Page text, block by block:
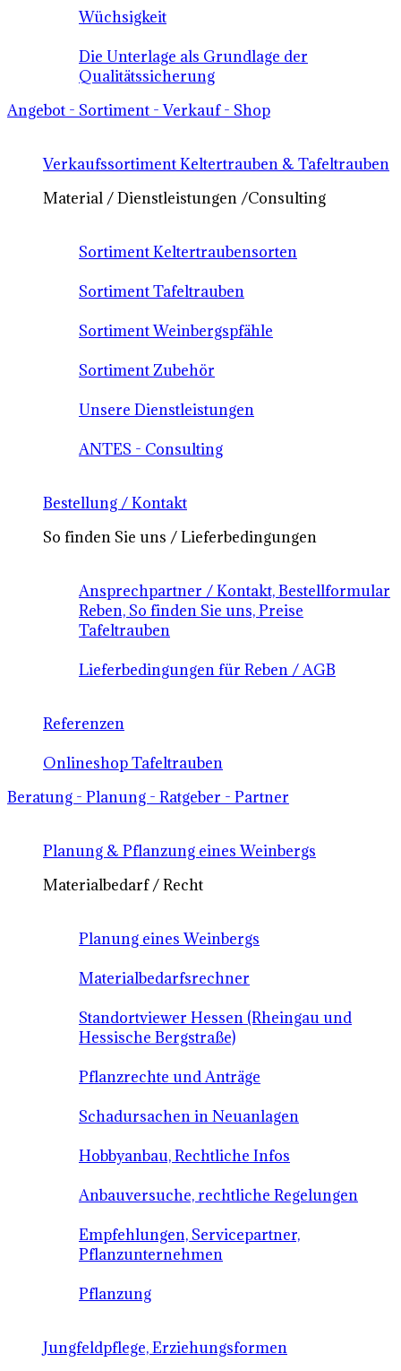
Wüchsigkeit
Die Unterlage als Grundlage der
Qualitätssicherung
Angebot - Sortiment - Verkauf - Shop
Verkaufssortiment Keltertrauben & Tafeltrauben
Material / Dienstleistungen /Consulting
Sortiment Keltertraubensorten
Sortiment Tafeltrauben
Sortiment Weinbergspfähle
Sortiment Zubehör
Unsere Dienstleistungen
ANTES - Consulting
Bestellung / Kontakt
So finden Sie uns / Lieferbedingungen
Ansprechpartner / Kontakt, Bestellformular
Reben, So finden Sie uns, Preise
Tafeltrauben
Lieferbedingungen für Reben / AGB
Referenzen
Onlineshop Tafeltrauben
Beratung - Planung - Ratgeber - Partner
Planung & Pflanzung eines Weinbergs
Materialbedarf / Recht
Planung eines Weinbergs
Materialbedarfsrechner
Standortviewer Hessen (Rheingau und
Hessische Bergstraße)
Pflanzrechte und Anträge
Schadursachen in Neuanlagen
Hobbyanbau, Rechtliche Infos
Anbauversuche, rechtliche Regelungen
Empfehlungen, Servicepartner,
Pflanzunternehmen
Pflanzung
Jungfeldpflege, Erziehungsformen